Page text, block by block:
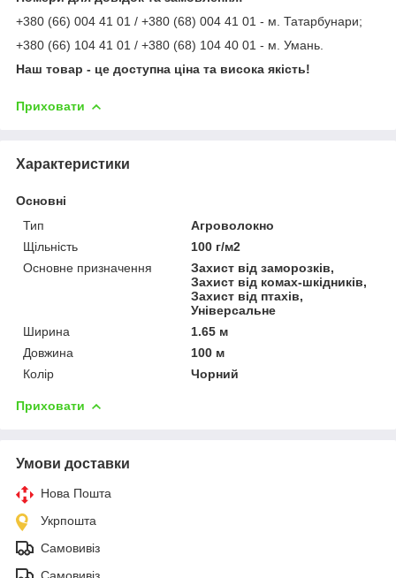
+380 (66) 004 41 01 / +380 (68) 004 41 01 - м. Татарбунари;
+380 (66) 104 41 01 / +380 (68) 104 40 01 - м. Умань.
Наш товар - це доступна ціна та висока якість!
Приховати
Характеристики
Основні
Тип
Агроволокно
Щільність
100 г/м2
Основне призначення
Захист від заморозків,
Захист від комах-шкідників,
Захист від птахів,
Універсальне
Ширина
1.65 м
Довжина
100 м
Колір
Чорний
Приховати
Умови доставки
Нова Пошта
Укрпошта
Самовивіз
Самовивіз